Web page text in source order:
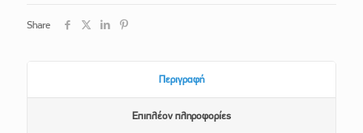
Share
Περιγραφή
Επιπλέον πληροφορίες